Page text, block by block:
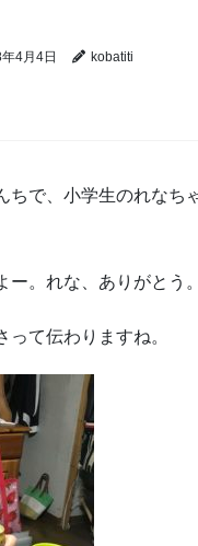
4月4日 kobatiti
ちで、小学生のれなち
。れな、ありがとう。
て伝わりますね。